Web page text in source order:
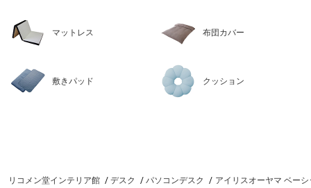
マットレス 布団カバー
敷きパッド クッション
リコメン堂インテリア館 デスク パソコンデスク アイリスオーヤマ ベー